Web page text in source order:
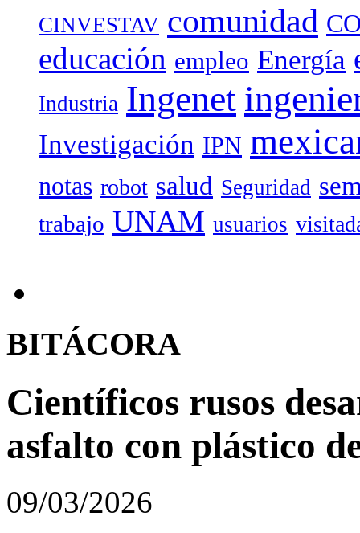
CINVESTAV comunidad
educación empleo Energía
Industria Ingenet
Investigación IPN
notas robot salud Seguridad
trabajo UNAM usuarios
BITÁCORA
Científicos rusos
asfalto con plástico
09/03/2026